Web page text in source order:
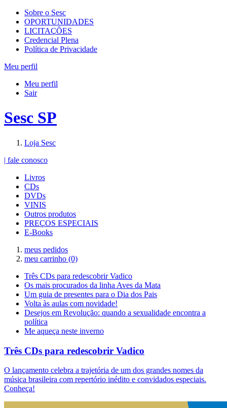
Sobre o Sesc
OPORTUNIDADES
LICITAÇÕES
Credencial Plena
Política de Privacidade
Meu perfil
Meu perfil
Sair
Sesc SP
Loja Sesc
| fale conosco
Livros
CDs
DVDs
VINIS
Outros produtos
PREÇOS ESPECIAIS
E-Books
meus pedidos
meu carrinho (0)
Três CDs para redescobrir Vadico
Os mais procurados da linha Aves da Mata
Um guia de presentes para o Dia dos Pais
Volta às aulas com novidade!
Desejos em Revolução: quando a sexualidade encontra a
política
Me aqueça neste inverno
Três CDs para redescobrir Vadico
O lançamento celebra a trajetória de um dos grandes nomes da
música brasileira com repertório inédito e convidados especiais.
Conheça!